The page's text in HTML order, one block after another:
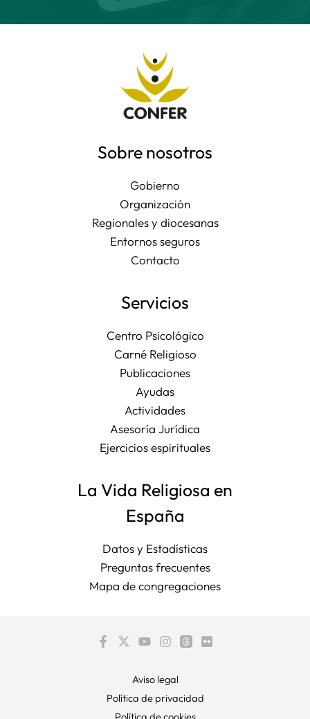
Sobre nosotros
Gobierno
Organización
Regionales y diocesanas
Entornos seguros
Contacto
Servicios
Centro Psicológico
Carné Religioso
Publicaciones
Ayudas
Actividades
Asesoría Jurídica
Ejercicios espirituales
La Vida Religiosa en
España
Datos y Estadísticas
Preguntas frecuentes
Mapa de congregaciones
Aviso legal
Política de privacidad